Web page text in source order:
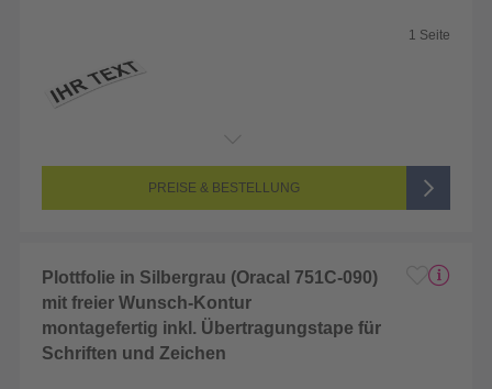
1 Seite
Seitenanzahl: 1-seitig (Unbedruckt)
UnbedrucktPREISE & BESTELLUNG
Plottfolie in Silbergrau (Oracal 751C-090)
mit freier Wunsch-Kontur
montagefertig inkl. Übertragungstape für
Schriften und Zeichen